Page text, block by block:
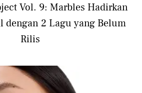
Vol. 9: Marbles Hadirkan
dengan 2 Lagu yang Belum
Rilis